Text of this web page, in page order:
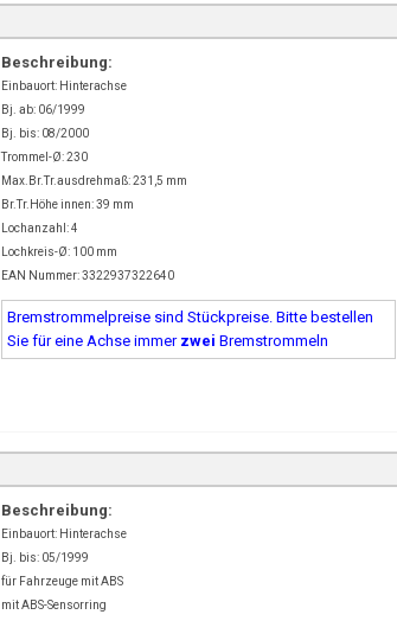
Beschreibung:
Einbauort: Hinterachse
Bj. ab: 06/1999
Bj. bis: 08/2000
Trommel-Ø: 230
Max.Br.Tr.ausdrehmaß: 231,5 mm
Br.Tr.Höhe innen: 39 mm
Lochanzahl: 4
Lochkreis-Ø: 100 mm
EAN Nummer: 3322937322640
Bremstrommelpreise sind Stückpreise. Bitte bestellen
Sie für eine Achse immer zwei Bremstrommeln
Beschreibung:
Einbauort: Hinterachse
Bj. bis: 05/1999
für Fahrzeuge mit ABS
mit ABS-Sensorring